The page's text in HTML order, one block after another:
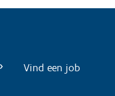
Vind een job